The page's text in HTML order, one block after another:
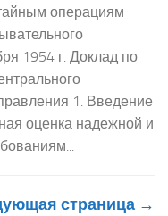
операциям
1954 г. Доклад по
1. Введение
оценка надежной и
страница →